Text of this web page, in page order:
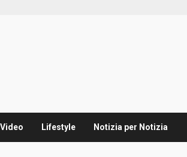
Video Lifestyle Notizia per Notizia